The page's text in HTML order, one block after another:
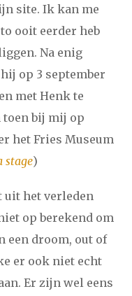
juli
november
mei
november
mei juni juli
site. Ik kan me
ooit eerder heb
Na enig
op 3 september
met Henk te
toen bij mij op
het Fries Museum
stage)
uit het verleden
op berekend om
een droom, out of
er ook niet echt
Er zijn wel eens